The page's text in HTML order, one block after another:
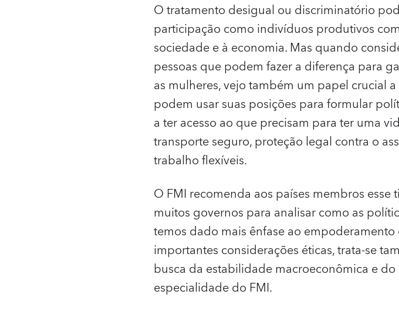
O tratamento desigual ou discriminatório
participação como indivíduos produtivos
sociedade e à economia. Mas quando
pessoas que podem fazer a diferença para
as mulheres, vejo também um papel crucial
podem usar suas posições para formular
a ter acesso ao que precisam para ter uma
transporte seguro, proteção legal contra o
trabalho flexíveis.
O FMI recomenda aos países membros
muitos governos para analisar como as
temos dado mais ênfase ao
importantes considerações éticas, trata-se
busca da estabilidade macroeconômica e
especialidade do FMI.